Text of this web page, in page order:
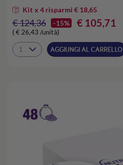
Kit x 4 risparmi € 18,65
€ 124,36 -15% € 105,71
( € 26,43 /unità)
AGGIUNGI AL CARRELLO